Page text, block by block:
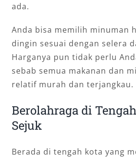
ada.
Anda bisa memilih minuman
dingin sesuai dengan selera
Harganya pun tidak perlu
sebab semua makanan dan
relatif murah dan terjangkau.
Berolahraga di
Sejuk
Berada di tengah kota yang